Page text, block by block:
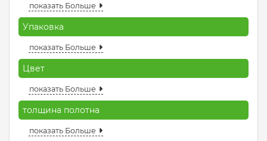
показать Больше
Упаковка
показать Больше
Цвет
показать Больше
толщина полотна
показать Больше